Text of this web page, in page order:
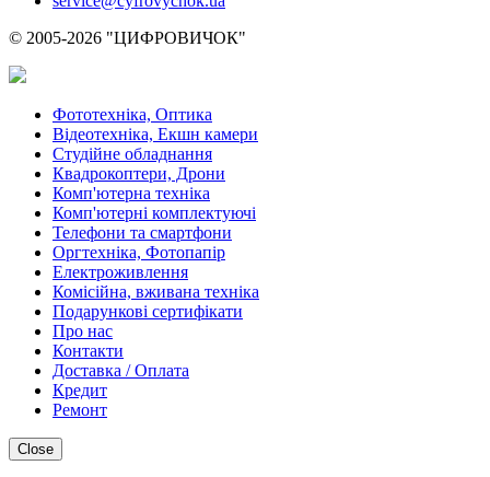
© 2005-2026 "ЦИФРОВИЧОК"
Фототехніка, Оптика
Відеотехніка, Екшн камери
Студійне обладнання
Квадрокоптери, Дрони
Комп'ютерна техніка
Комп'ютерні комплектуючі
Телефони та смартфони
Оргтехніка, Фотопапір
Електроживлення
Комісійна, вживана техніка
Подарункові сертифікати
Про нас
Контакти
Доставка / Оплата
Кредит
Ремонт
Close